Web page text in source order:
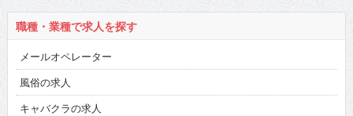
職種・業種で求人を探す
メールオペレーター
風俗の求人
キャバクラの求人